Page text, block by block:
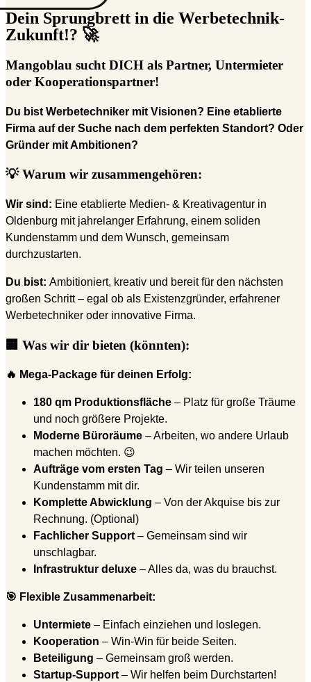
Dein Sprungbrett in die Werbetechnik-
Zukunft!? 🚀
Mangoblau sucht DICH als Partner, Untermieter
oder Kooperationspartner!
Du bist Werbetechniker mit Visionen? Eine etablierte
Firma auf der Suche nach dem perfekten Standort? Oder
Gründer mit Ambitionen?
💡 Warum wir zusammengehören:
Wir sind: Eine etablierte Medien- & Kreativagentur in
Oldenburg mit jahrelanger Erfahrung, einem soliden
Kundenstamm und dem Wunsch, gemeinsam
durchzustarten.
Du bist: Ambitioniert, kreativ und bereit für den nächsten
großen Schritt – egal ob als Existenzgründer, erfahrener
Werbetechniker oder innovative Firma.
🏢 Was wir dir bieten (könnten):
🔥 Mega-Package für deinen Erfolg:
180 qm Produktionsfläche – Platz für große Träume
und noch größere Projekte.
Moderne Büroräume – Arbeiten, wo andere Urlaub
machen möchten. 😉
Aufträge vom ersten Tag – Wir teilen unseren
Kundenstamm mit dir.
Komplette Abwicklung – Von der Akquise bis zur
Rechnung. (Optional)
Fachlicher Support – Gemeinsam sind wir
unschlagbar.
Infrastruktur deluxe – Alles da, was du brauchst.
🎯 Flexible Zusammenarbeit:
Untermiete – Einfach einziehen und loslegen.
Kooperation – Win-Win für beide Seiten.
Beteiligung – Gemeinsam groß werden.
Startup-Support – Wir helfen beim Durchstarten!